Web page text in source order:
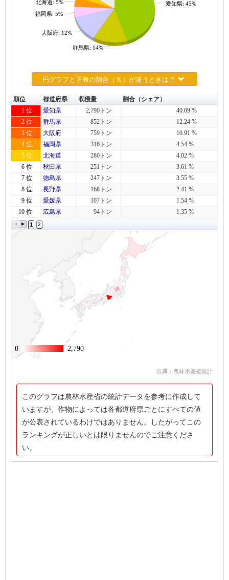
愛知県: 45%
群馬県: 14%
大阪府: 12%
福岡県: 5%
北海道: 5%
円グラフと下表の割合（％）が違うときは？
順位 都道府県 収穫量
割合（シェア）
1 位
愛知県 2,790トン
40.09 %
2 位
群馬県 852トン
12.24 %
3 位
大阪府 759トン
10.91 %
4 位
福岡県 316トン
4.54 %
5 位
北海道 280トン
4.02 %
6 位
秋田県 251トン
3.61 %
7 位
徳島県 247トン
3.55 %
8 位
長野県 168トン
2.41 %
9 位
愛媛県 107トン
1.54 %
10 位
広島県 94トン 1.35 %
1 2
0
0 2,790
2,790
出典：農林水産省統計
このグラフは農林水産省の統計データを参考に作成して
いますが、作物によっては各都道府県ごとにすべての値
が公表されているわけではありません。したがってこの
ランキングが正しいとは限りませんのでご注意くださ
い。